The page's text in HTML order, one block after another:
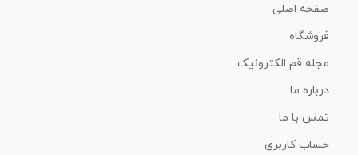
صفحه اصلی
فروشگاه
مجله قم الکترونیک
درباره ما
تماس با ما
حساب کاربری